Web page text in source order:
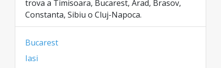
trova a Timisoara, Bucarest, Arad, Brasov,
Constanta, Sibiu o Cluj-Napoca.
Bucarest
Iasi